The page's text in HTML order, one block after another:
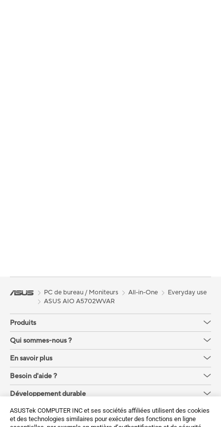
ASUSTek COMPUTER INC et ses sociétés affiliées utilisent des cookies
et des technologies similaires pour exécuter des fonctions en ligne
PC de bureau / Moniteurs All-in-One
Everyday use
ASUS AIO A5702WVAR
Produits
Qui sommes-nous ?
En savoir plus
Besoin d'aide ?
Développement durable
Obtenez les dernières offres et plus encore